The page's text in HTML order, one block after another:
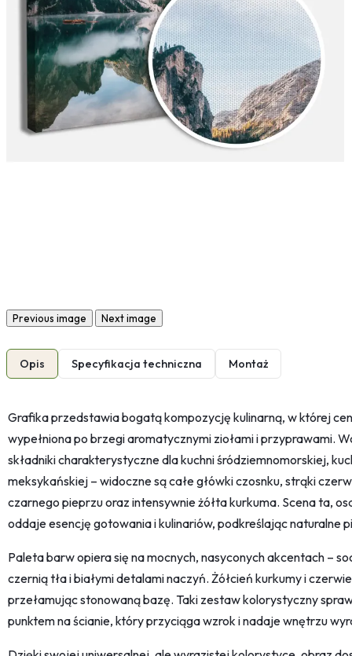
Previous image Next image
Opis Specyfikacja techniczna Montaż
Grafika przedstawia bogatą kompozycję kulinarną, w której
wypełniona po brzegi aromatycznymi ziołami i przyprawami.
składniki charakterystyczne dla kuchni śródziemnomorskiej,
meksykańskiej – widoczne są całe główki czosnku, strąki
czarnego pieprzu oraz intensywnie żółta kurkuma. Scena ta,
oddaje esencję gotowania i kulinariów, podkreślając naturalne
Paleta barw opiera się na mocnych, nasyconych akcentach –
czernią tła i białymi detalami naczyń. Żółcień kurkumy i
przełamując stonowaną bazę. Taki zestaw kolorystyczny
punktem na ścianie, który przyciąga wzrok i nadaje wnętrzu